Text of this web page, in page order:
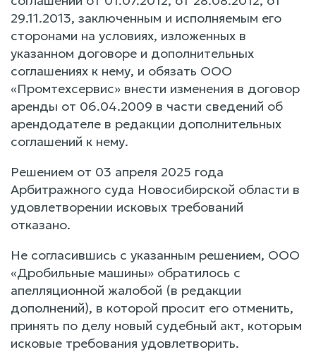
29.11.2013, заключенным и исполняемым его
сторонами на условиях, изложенных в
указанном договоре и дополнительных
соглашениях к нему, и обязать ООО
«Промтехсервис» внести изменения в договор
аренды от 06.04.2009 в части сведений об
арендодателе в редакции дополнительных
соглашений к нему.
Решением от 03 апреля 2025 года
Арбитражного суда Новосибирской области в
удовлетворении исковых требований
отказано.
Не согласившись с указанным решением, ООО
«Дробильные машины» обратилось с
апелляционной жалобой (в редакции
дополнений), в которой просит его отменить,
принять по делу новый судебный акт, которым
исковые требования удовлетворить.